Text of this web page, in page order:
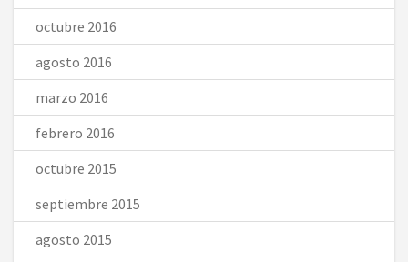
octubre 2016
agosto 2016
marzo 2016
febrero 2016
octubre 2015
septiembre 2015
agosto 2015